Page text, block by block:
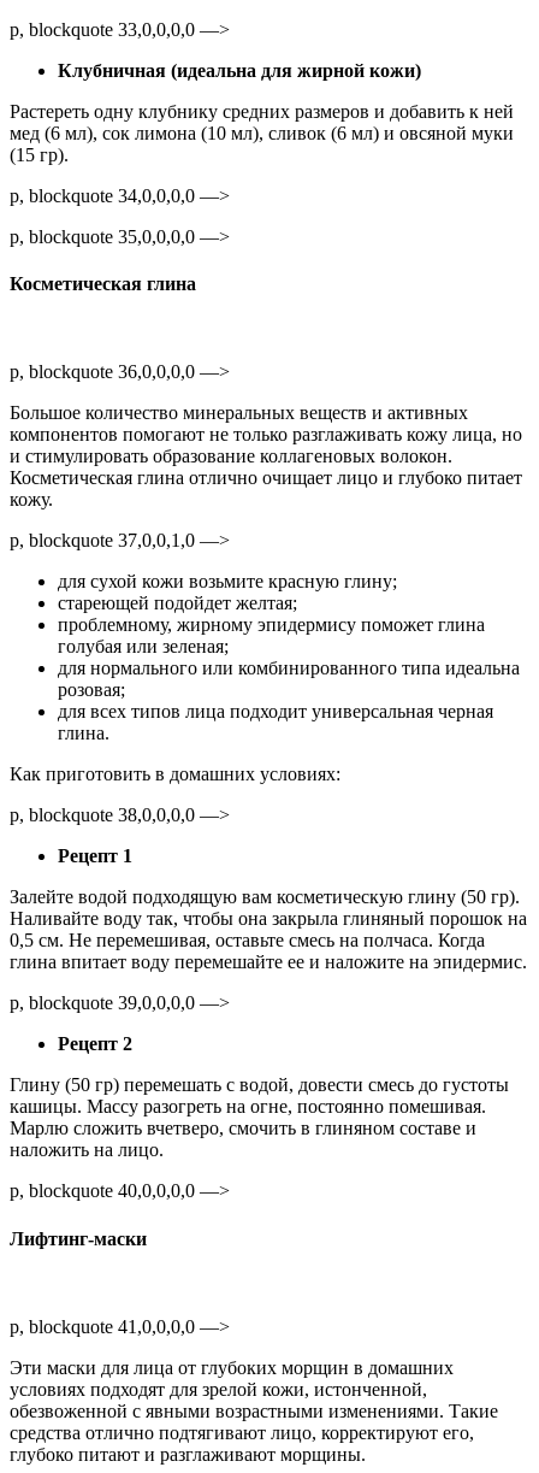
p, blockquote 33,0,0,0,0 —>
Клубничная (идеальна для жирной кожи)
Растереть одну клубнику средних размеров и добавить к ней
мед (6 мл), сок лимона (10 мл), сливок (6 мл) и овсяной муки
(15 гр).
p, blockquote 34,0,0,0,0 —>
p, blockquote 35,0,0,0,0 —>
Косметическая глина
p, blockquote 36,0,0,0,0 —>
Большое количество минеральных веществ и активных
компонентов помогают не только разглаживать кожу лица, но
и стимулировать образование коллагеновых волокон.
Косметическая глина отлично очищает лицо и глубоко питает
кожу.
p, blockquote 37,0,0,1,0 —>
для сухой кожи возьмите красную глину;
стареющей подойдет желтая;
проблемному, жирному эпидермису поможет глина
голубая или зеленая;
для нормального или комбинированного типа идеальна
розовая;
для всех типов лица подходит универсальная черная
глина.
Как приготовить в домашних условиях:
p, blockquote 38,0,0,0,0 —>
Рецепт 1
Залейте водой подходящую вам косметическую глину (50 гр).
Наливайте воду так, чтобы она закрыла глиняный порошок на
0,5 см. Не перемешивая, оставьте смесь на полчаса. Когда
глина впитает воду перемешайте ее и наложите на эпидермис.
p, blockquote 39,0,0,0,0 —>
Рецепт 2
Глину (50 гр) перемешать с водой, довести смесь до густоты
кашицы. Массу разогреть на огне, постоянно помешивая.
Марлю сложить вчетверо, смочить в глиняном составе и
наложить на лицо.
p, blockquote 40,0,0,0,0 —>
Лифтинг-маски
p, blockquote 41,0,0,0,0 —>
Эти маски для лица от глубоких морщин в домашних
условиях подходят для зрелой кожи, истонченной,
обезвоженной с явными возрастными изменениями. Такие
средства отлично подтягивают лицо, корректируют его,
глубоко питают и разглаживают морщины.